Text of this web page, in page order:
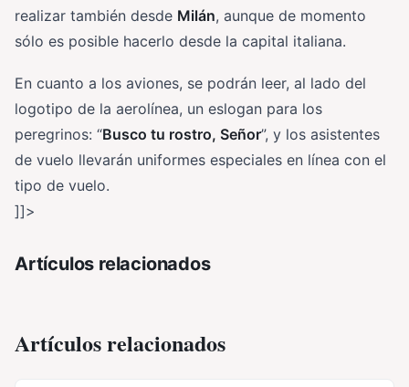
realizar también desde Milán, aunque de momento
sólo es posible hacerlo desde la capital italiana.
En cuanto a los aviones, se podrán leer, al lado del
logotipo de la aerolínea, un eslogan para los
peregrinos: “Busco tu rostro, Señor”, y los asistentes
de vuelo llevarán uniformes especiales en línea con el
tipo de vuelo.
]]>
Artículos relacionados
Artículos relacionados